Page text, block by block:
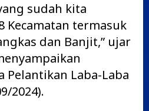
sudah kita
Kecamatan termasuk
dan Banjit,” ujar
Pelantikan Laba-Laba
2024).